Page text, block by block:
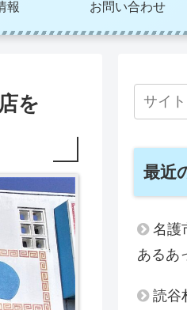
報 お問い合わせ
を
最近
名護
あるあ
読谷